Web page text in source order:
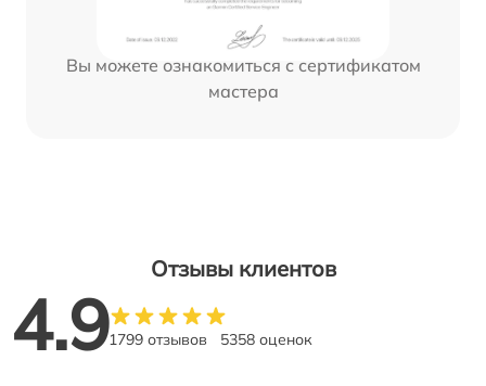
Вы можете ознакомиться с сертификатом
мастера
Отзывы клиентов
4.91799 отзывов 5358 оценок